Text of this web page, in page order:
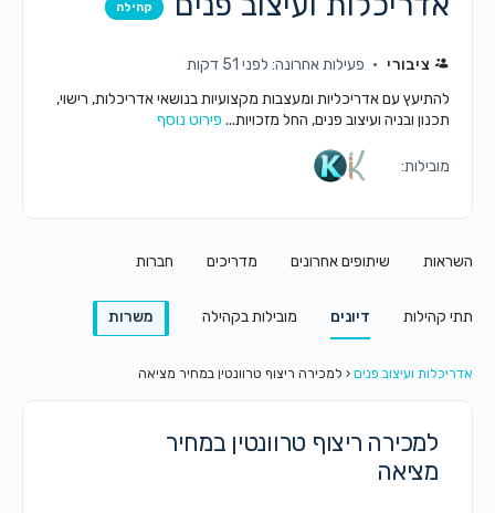
קהילה
ציבורי
פעילות אחרונה: לפני 51 דקות
להתיעץ עם אדריכליות ומעצבות מקצועיות בנושאי אדריכלות, רישוי,
תכנון ובניה ועיצוב פנים, החל מזכויות...פירוט נוסף
מובילות:
השראות שיתופים אחרונים מדריכים חברות
תתי קהילות דיונים מובילות בקהילה משרות
אדריכלות ועיצוב פנים ‹ למכירה ריצוף טרוונטין במחיר מציאה
למכירה ריצוף טרוונטין במחיר
מציאה